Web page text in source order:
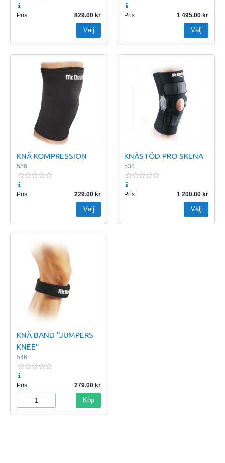
Pris 829.00
Välj
Pris 1 495.00
Välj
KNÄ KOMPRESSION
536
Pris 229.00
Välj
KNÄSTÖD PRO SKENA
538
Pris 1 200.00
Välj
KNÄ BAND "JUMPERS
KNEE"
546
Pris 279.00
Köp